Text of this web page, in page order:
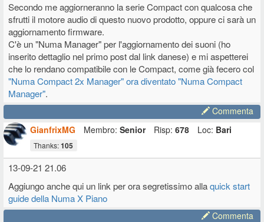
Secondo me aggiorneranno la serie Compact con qualcosa che
sfrutti il motore audio di questo nuovo prodotto, oppure ci sarà un
aggiornamento firmware.
C'è un "Numa Manager" per l'aggiornamento dei suoni (ho
inserito dettaglio nel primo post dal link danese) e mi aspetterei
che lo rendano compatibile con le Compact, come già fecero col
"Numa Compact 2x Manager" ora diventato "Numa Compact
Manager".
Commenta
GianfrixMG
Membro: Senior Risp: 678 Loc: Bari
Thanks:105
13-09-21 21.06
Aggiungo anche qui un link per ora segretissimo allaquick start
guide della Numa X Piano
Commenta